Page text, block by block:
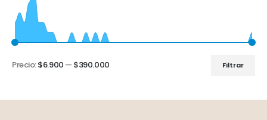
Filtrar
Precio:$6.900 — $390.000